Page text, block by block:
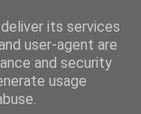
its services
user-agent are
and security
usage